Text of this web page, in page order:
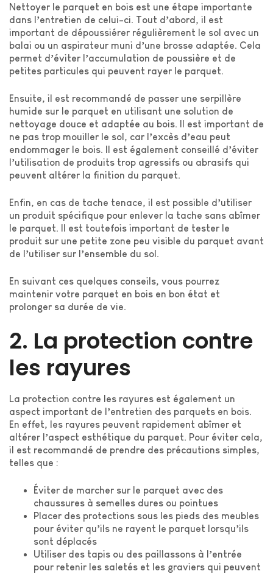
Nettoyer le parquet en bois est une étape importante
dans l’entretien de celui-ci. Tout d’abord, il est
important de dépoussiérer régulièrement le sol avec un
balai ou un aspirateur muni d’une brosse adaptée. Cela
permet d’éviter l’accumulation de poussière et de
petites particules qui peuvent rayer le parquet.
Ensuite, il est recommandé de passer une serpillère
humide sur le parquet en utilisant une solution de
nettoyage douce et adaptée au bois. Il est important de
ne pas trop mouiller le sol, car l’excès d’eau peut
endommager le bois. Il est également conseillé d’éviter
l’utilisation de produits trop agressifs ou abrasifs qui
peuvent altérer la finition du parquet.
Enfin, en cas de tache tenace, il est possible d’utiliser
un produit spécifique pour enlever la tache sans abîmer
le parquet. Il est toutefois important de tester le
produit sur une petite zone peu visible du parquet avant
de l’utiliser sur l’ensemble du sol.
En suivant ces quelques conseils, vous pourrez
maintenir votre parquet en bois en bon état et
prolonger sa durée de vie.
2. La protection contre
les rayures
La protection contre les rayures est également un
aspect important de l’entretien des parquets en bois.
En effet, les rayures peuvent rapidement abîmer et
altérer l’aspect esthétique du parquet. Pour éviter cela,
il est recommandé de prendre des précautions simples,
telles que :
Éviter de marcher sur le parquet avec des
chaussures à semelles dures ou pointues
Placer des protections sous les pieds des meubles
pour éviter qu’ils ne rayent le parquet lorsqu’ils
sont déplacés
Utiliser des tapis ou des paillassons à l’entrée
pour retenir les saletés et les graviers qui peuvent